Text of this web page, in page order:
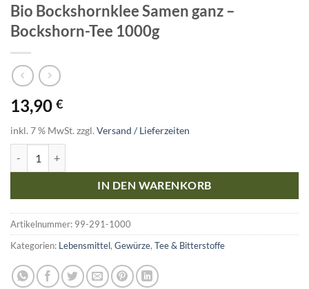
Bio Bockshornklee Samen ganz –
Bockshorn-Tee 1000g
13,90 €
inkl. 7 % MwSt.zzgl.Versand / Lieferzeiten
IN DEN WARENKORB
Artikelnummer: 99-291-1000
Kategorien: Lebensmittel, Gewürze, Tee & Bitterstoffe